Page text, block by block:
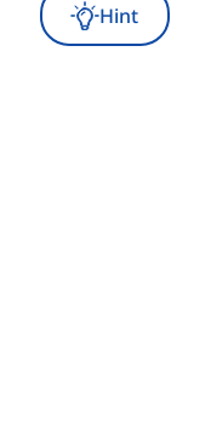
Hint